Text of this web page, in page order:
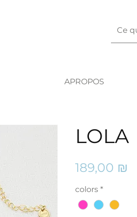
APROPOS
LOLA
189,00 ₪
colors *